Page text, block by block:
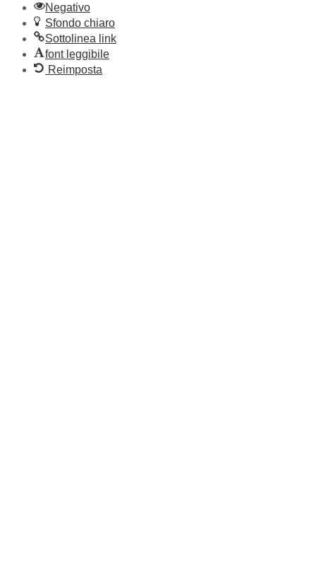
Negativo
Sfondo chiaro
Sottolinea link
font leggibile
Reimposta